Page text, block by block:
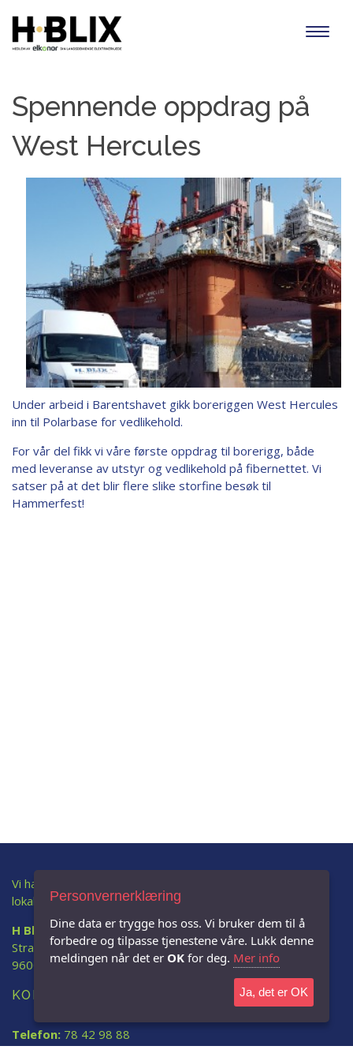
Spennende oppdrag på
West Hercules
Under arbeid i Barentshavet gikk boreriggen West Hercules
inn til Polarbase for vedlikehold.
For vår del fikk vi våre første oppdrag til borerigg, både
med leveranse av utstyr og vedlikehold på fibernettet. Vi
satser på at det blir flere slike storfine besøk til
Hammerfest!
Vi har lang erfaring med å levere tjenester og produkter
lokalt.
H Blix AS
Strandgata. 45
9600 Hammerfest
KONTAKT
Telefon: 78 42 98 88
Personvernerklæring
Dine data er trygge hos oss. Vi bruker dem til å
forbedre og tilpasse tjenestene våre. Lukk denne
meldingen når det er OK for deg. Mer info
Ja, det er OK